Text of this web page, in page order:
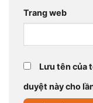
Trang web
Lưu tên của
duyệt này cho